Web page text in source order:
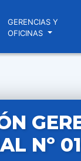
GERENCIAS Y
OFICINAS
Nº